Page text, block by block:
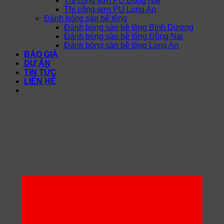
Thi công sơn PU Long An
Đánh bóng sàn bê tông
Đánh bóng sàn bê tông Bình Dương
Đánh bóng sàn bê tông Đồng Nai
Đánh bóng sàn bê tông Long An
BÁO GIÁ
DỰ ÁN
TIN TỨC
LIÊN HỆ